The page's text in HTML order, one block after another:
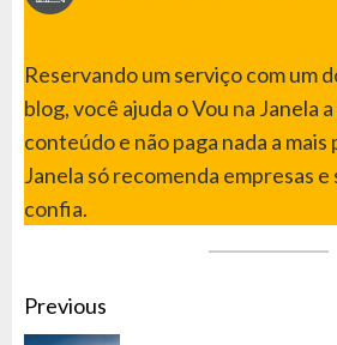
Reservando um serviço com um
blog, você ajuda o Vou na Janela
conteúdo e não paga nada a mais
Janela só recomenda empresas
confia.
CONTINUE
Previous